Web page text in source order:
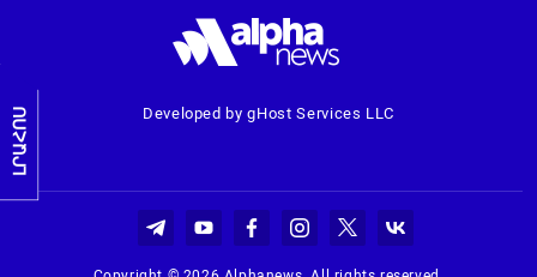
ԼՐԱՀՈՍ Developed by gHost Services LLC